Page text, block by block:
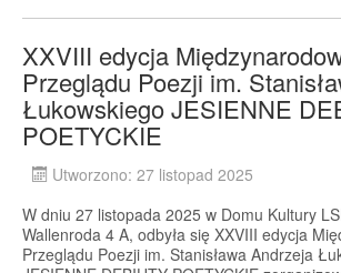
XXVIII edycja
Przeglądu Poezji im.
Łukowskiego JESIENNE
POETYCKIE
Utworzono: 27 listopad 2025
W dniu 27 listopada 2025 w Domu Kultury
Wallenroda 4 A, odbyła się XXVIII edycja
Przeglądu Poezji im. Stanisława Andrzeja